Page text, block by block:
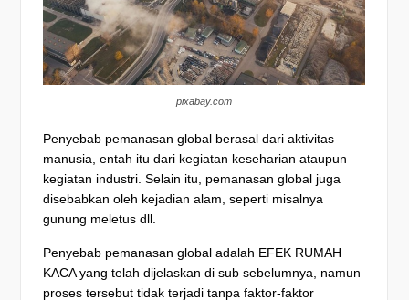
pixabay.com
Penyebab pemanasan global berasal dari aktivitas
manusia, entah itu dari kegiatan keseharian ataupun
kegiatan industri. Selain itu, pemanasan global juga
disebabkan oleh kejadian alam, seperti misalnya
gunung meletus dll.
Penyebab pemanasan global adalah EFEK RUMAH
KACA yang telah dijelaskan di sub sebelumnya, namun
proses tersebut tidak terjadi tanpa faktor-faktor